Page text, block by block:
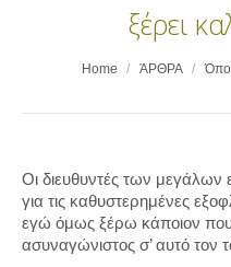
ξέρει
You are here:
Home ΆΡΘΡΑ
Οι διευθυντές των μεγάλων
για τις καθυστερημένες
εγώ όμως ξέρω κάποιον που
ασυναγώνιστος σ’ αυτό τον